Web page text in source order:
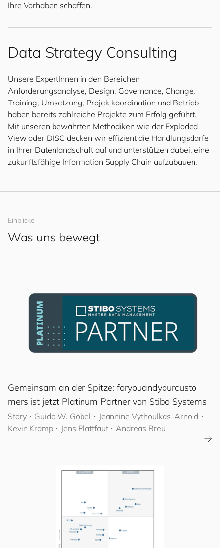
Ihre Vorhaben schaffen.
Data Strategy Consulting
Unsere ExpertInnen in den Bereichen
Anforderungsanalyse, Design, Governance, Change,
Training, Umsetzung, Projektkoordination und Betrieb
haben bereits zahlreiche Projekte zum Erfolg geführt.
Mit unseren bewährten Methodiken wie der Exploded
View oder DISC decken wir effizient die Handlungsdarfe
in Ihrer Datenlandschaft auf und unterstützen dabei, eine
zukunftsfähige Information Supply Chain aufzubauen.
Einblicke
Was uns bewegt
Gemeinsam an der Spitze: foryouandyourcusto
mers ist jetzt Platinum Partner von Stibo Systems
Story ･ Guido W. Göbel ･ Jeannine Vythoulkas-Arnold ･
Kevin Kramp ･ Jens Plattfaut ･ Andreas Breu